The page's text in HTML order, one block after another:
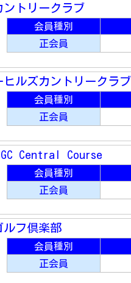
ントリークラブ
会員種別
正会員
ヒルズカントリークラブ
会員種別
正会員
GC Central Course
会員種別
正会員
ルフ倶楽部
会員種別
正会員